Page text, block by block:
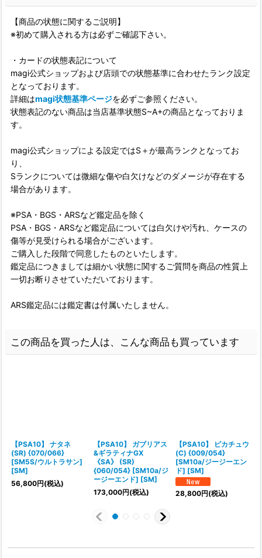
【商品の状態に関するご説明】
※初めて購入される方は必ずご確認下さい。
・カードの状態表記について
magi公式ショップおよび店頭での状態基準に合わせたランク設定
となっております。
詳細はmagi状態基準ページを必ずご参照ください。
状態表記のない商品は当店基準状態S~A+の商品となっておりま
す。
magi公式ショップによる設定ではS＋が最高ランクとなってお
り、
Sランクについては微細な傷や白欠けなどのダメージが存在する
場合があります。
※PSA・BGS・ARSなど鑑定品を除く
PSA・BGS・ARSなど鑑定品については白欠けや汚れ、ケースの
傷等が見受けられる場合がございます。
ご購入した段階で同意したものといたします。
鑑定品につきましては細かい状態に関するご質問を商品の性質上
一切お断りさせていただいております。
ARS鑑定品には鑑定書は付属いたしません。
この商品を買った人は、こんな商品も買っています
【PSA10】 ナタネ
(SR) {070/066}
[SM5S/ウルトラサン]
[SM]
56,800円(税込)
【PSA10】 ガブリアス
&ギラティナGX
《SA》 (SR)
{060/054} [SM10a/ジ
ージーエンド] [SM]
173,000円(税込)
【PSA10】 ピカチュウ
(C) {009/054}
[SM10a/ジージーエン
ド] [SM]
28,800円(税込)